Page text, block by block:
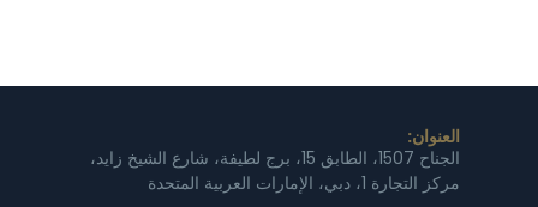
العنوان:
الجناح 1507، الطابق 15، برج لطيفة، شارع الشيخ زايد،
مركز التجارة 1، دبي، الإمارات العربية المتحدة